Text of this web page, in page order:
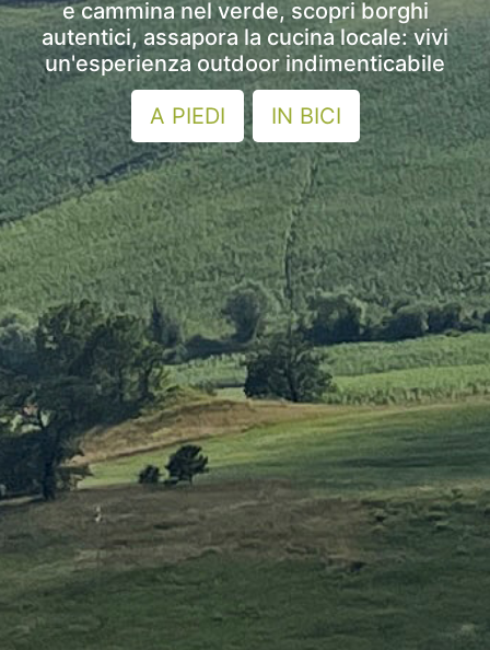
e cammina nel verde, scopri borghi
autentici, assapora la cucina locale: vivi
un'esperienza outdoor indimenticabile
A PIEDI
IN BICI